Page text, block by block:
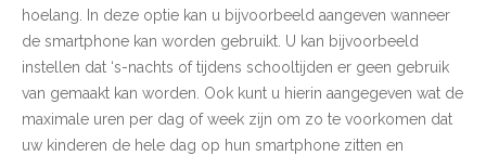
hoelang. In deze optie kan u bijvoorbeeld aangeven wanneer
de smartphone kan worden gebruikt. U kan bijvoorbeeld
instellen dat ‘s-nachts of tijdens schooltijden er geen gebruik
van gemaakt kan worden. Ook kunt u hierin aangegeven wat de
maximale uren per dag of week zijn om zo te voorkomen dat
uw kinderen de hele dag op hun smartphone zitten en